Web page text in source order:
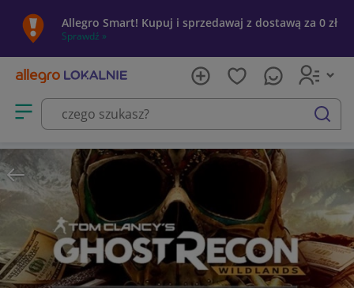
Allegro Smart! Kupuj i sprzedawaj z dostawą za 0 zł
Sprawdź »
Otwórz menu z kategoriami
szukaj